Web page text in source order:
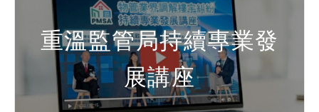
重溫監管局持續專業發
展講座